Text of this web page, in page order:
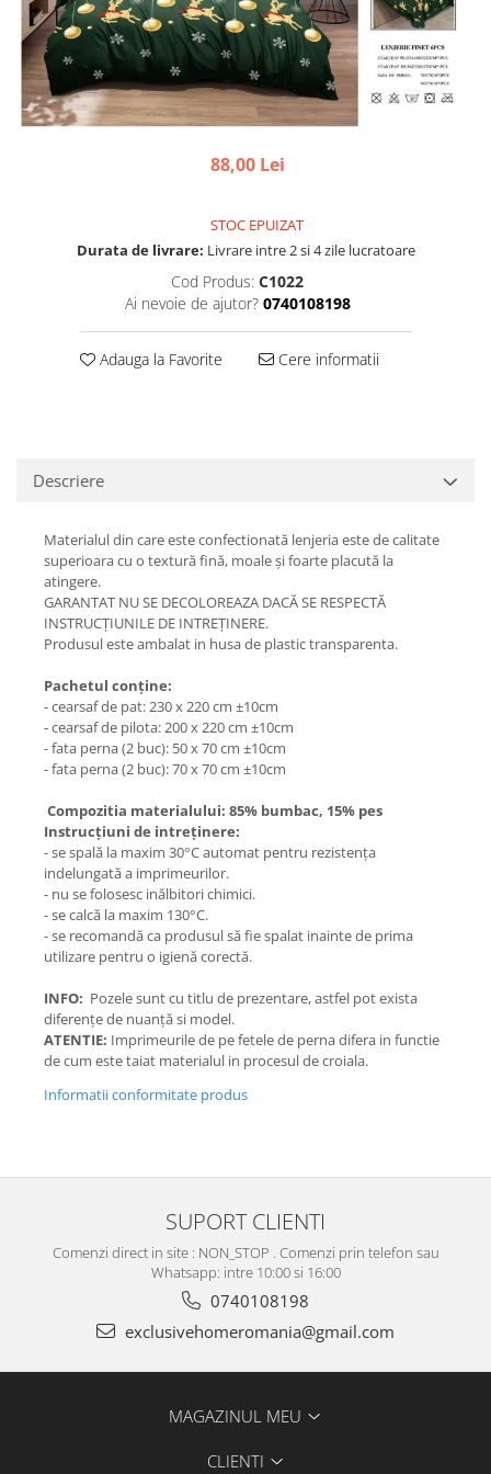
88,00 Lei
STOC EPUIZAT
Durata de livrare: Livrare intre 2 si 4 zile lucratoare
Cod Produs: C1022
Ai nevoie de ajutor? 0740108198
Adauga la Favorite Cere informatii
Descriere
Materialul din care este confectionată lenjeria este de calitate
superioara cu o textură fină, moale și foarte placută la
atingere.
GARANTAT NU SE DECOLOREAZA DACĂ SE RESPECTĂ
INSTRUCȚIUNILE DE INTREȚINERE.
Produsul este ambalat in husa de plastic transparenta.
Pachetul conține:
- cearsaf de pat: 230 x 220 cm ±10cm
- cearsaf de pilota: 200 x 220 cm ±10cm
- fata perna (2 buc): 50 x 70 cm ±10cm
- fata perna (2 buc): 70 x 70 cm ±10cm
Compozitia materialului: 85% bumbac, 15% pes
Instrucțiuni de intreținere:
- se spală la maxim 30°C automat pentru rezistența
indelungată a imprimeurilor.
- nu se folosesc inălbitori chimici.
- se calcă la maxim 130°C.
- se recomandă ca produsul să fie spalat inainte de prima
utilizare pentru o igienă corectă.
INFO: Pozele sunt cu titlu de prezentare, astfel pot exista
diferențe de nuanță si model.
ATENTIE: Imprimeurile de pe fetele de perna difera in functie
de cum este taiat materialul in procesul de croiala.
Informatii conformitate produs
SUPORT CLIENTI
Comenzi direct in site : NON_STOP . Comenzi prin telefon sau
Whatsapp: intre 10:00 si 16:00
0740108198
exclusivehomeromania@gmail.com
MAGAZINUL MEU
CLIENTI